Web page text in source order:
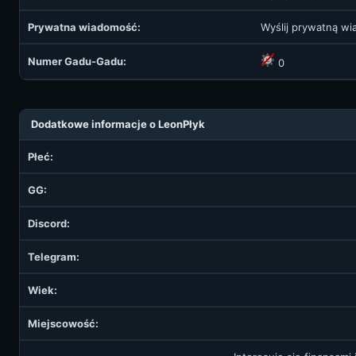
Prywatna wiadomość: Wyślij prywatną
Numer Gadu-Gadu: 0
Dodatkowe informacje o LeonPłyk
Płeć:
GG:
Discord:
Telegram:
Wiek:
Miejscowość: